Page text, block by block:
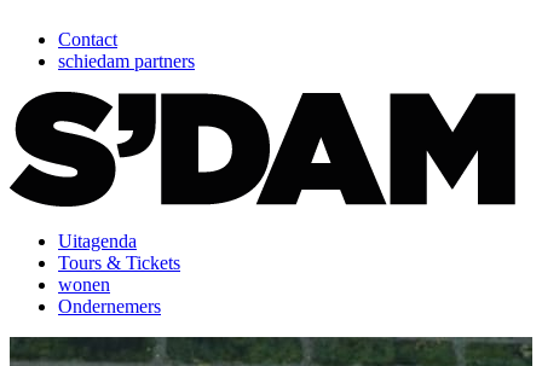
Contact
schiedam partners
Uitagenda
Tours & Tickets
wonen
Ondernemers